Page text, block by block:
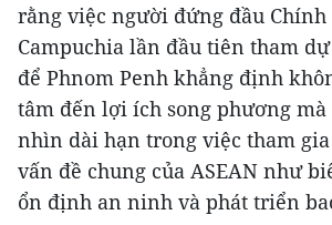
rằng việc người đứng đầu Chính
Campuchia lần đầu tiên tham
để Phnom Penh khẳng định
tâm đến lợi ích song phương mà
nhìn dài hạn trong việc tham
vấn đề chung của ASEAN như
ổn định an ninh và phát triển